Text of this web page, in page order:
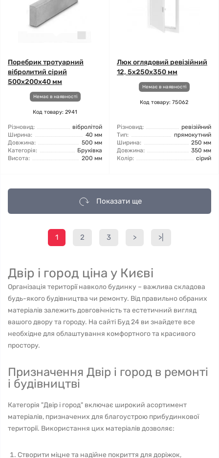
Поребрик тротуарний
вібролитий сірий
500x200x40 мм
Немає в наявності
Код товару: 2941
Різновид:
вібролітой
Ширина:
40 мм
Довжина:
500 мм
Категорія:
Бруківка
Висота:
200 мм
Люк оглядовий ревізійний
12, 5x250x350 мм
Немає в наявності
Код товару: 75062
Різновид:
ревізійний
Тип:
прямокутний
Ширина:
250 мм
Довжина:
350 мм
Колір:
сірий
Показати ще
1 2 3 > >|
Двір і город ціна у Києві
Організація території навколо будинку – важлива складова
будь-якого будівництва чи ремонту. Від правильно обраних
матеріалів залежить довговічність та естетичний вигляд
вашого двору та городу. На сайті Буд 24 ви знайдете все
необхідне для облаштування комфортного та красивого
простору.
Призначення Двір і город в ремонті
і будівництві
Категорія "Двір і город" включає широкий асортимент
матеріалів, призначених для благоустрою прибудинкової
території. Використання цих матеріалів дозволяє:
Створити міцне та надійне покриття для доріжок,